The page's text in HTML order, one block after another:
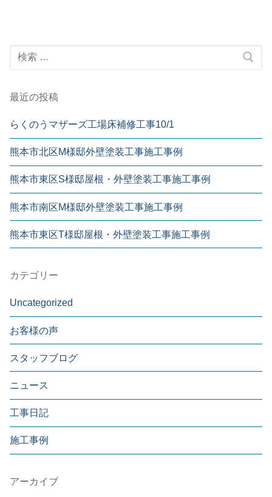
最近の投稿
らくのうマザーズ工場床補修工事10/1
熊本市北区M様邸外壁塗装工事施工事例
熊本市東区S様邸屋根・外壁塗装工事施工事例
熊本市南区M様邸外壁塗装工事施工事例
熊本市東区T様邸屋根・外壁塗装工事施工事例
カテゴリー
Uncategorized
お客様の声
スタッフブログ
ニュース
工事日記
施工事例
アーカイブ